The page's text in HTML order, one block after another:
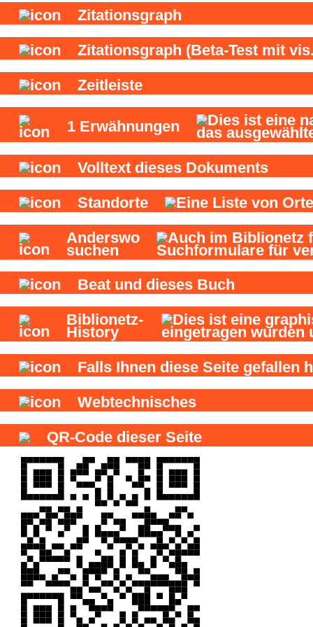
Zitationsgraph
Zitationsgraph (Beta-Test mit
Zeitleiste
1 Erwähnungen
Volltext dieses Dokuments
Standorte
Anderswo
suchen
Beat und dieses Buch
Biblionetz-
History
Falls Ihnen diese Seite gefallen
Webtechnisches
QR-Code dieser Seite